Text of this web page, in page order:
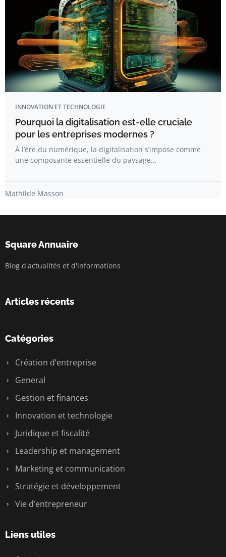
INNOVATION ET TECHNOLOGIE
Pourquoi la digitalisation est-elle cruciale
pour les entreprises modernes ?
À l’ère du numérique, la digitalisation s’impose comme
une composante essentielle du paysage…
Mathilde Masson
Square Annuaire
Blog d'actualités et d'informations
Articles récents
Catégories
Création d’entreprise
General
Gestion et finances
Innovation et technologie
Juridique et fiscalité
Leadership et management
Marketing et communication
Stratégie et développement
Vie d’entrepreneur
Liens utiles